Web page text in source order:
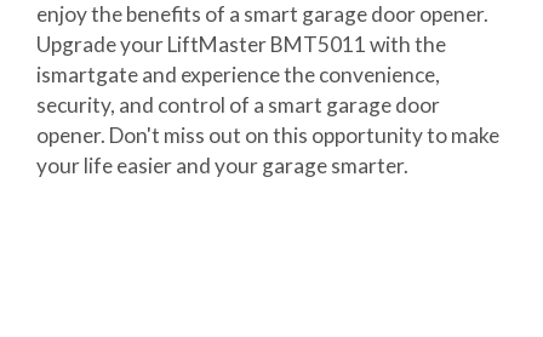
enjoy the benefits of a smart garage door opener.
Upgrade your LiftMaster BMT5011 with the
ismartgate and experience the convenience,
security, and control of a smart garage door
opener. Don't miss out on this opportunity to make
your life easier and your garage smarter.